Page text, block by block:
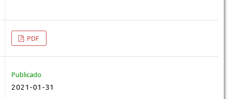
PDF
Publicado
2021-01-31